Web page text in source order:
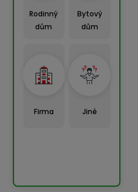
Rodinný
dům
Bytový
dům
Firma Jiné